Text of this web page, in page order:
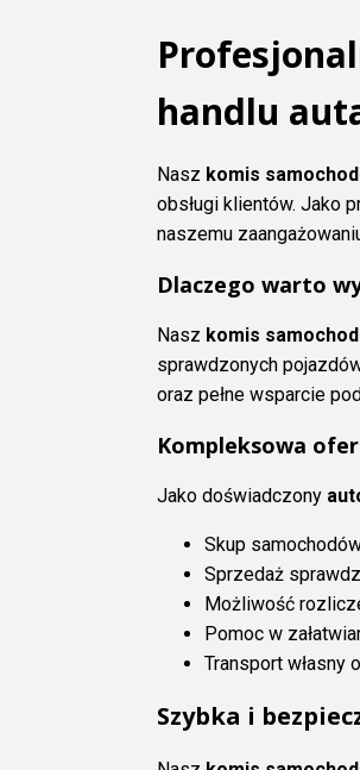
handlu
Nasz komis
obsługi klientów. Jako
naszemu
Dlaczego warto
Nasz komis
sprawdzonych
oraz pełne wsparcie
Kompleksowa
Jako doświadczony
Skup
Sprzedaż
Możliwość
Pomoc w
Transport własny
Szybka i